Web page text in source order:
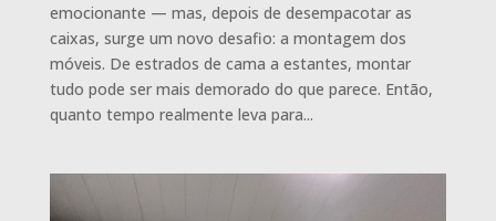
emocionante — mas, depois de desempacotar as
caixas, surge um novo desafio: a montagem dos
móveis. De estrados de cama a estantes, montar
tudo pode ser mais demorado do que parece. Então,
quanto tempo realmente leva para...